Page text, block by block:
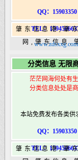
QQ：15903350
TEL：
肇东信息港,肇
网,肇东信息,
港
www.zdsxxg.com
分类信息 无限
茫茫网海何处有
分类信息处处是
本站免费发布各类供
QQ：15903350
TEL：
肇东信息港,肇